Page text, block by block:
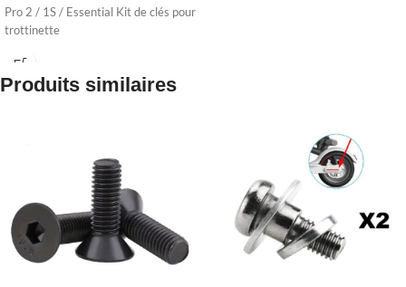
Pro 2 / 1S / Essential Kit de clés pour
trottinette
Produits similaires